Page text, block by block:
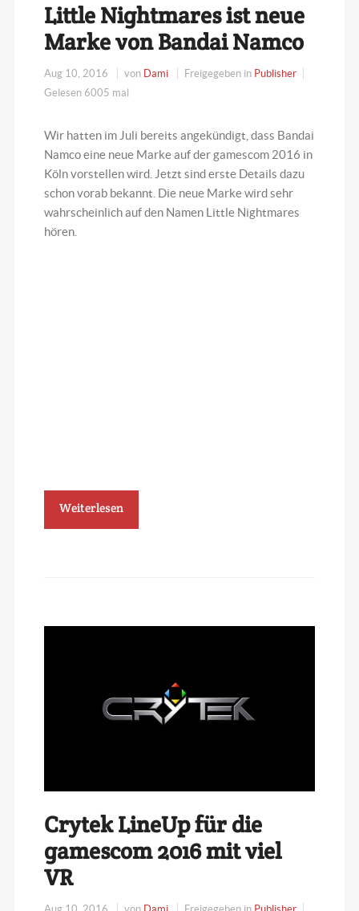
Little Nightmares ist neue
Marke von Bandai Namco
Aug 10, 2016 von Dami Freigegeben in Publisher
Gelesen 6005 mal
Wir hatten im Juli bereits angekündigt, dass Bandai
Namco eine neue Marke auf der gamescom 2016 in
Köln vorstellen wird. Jetzt sind erste Details dazu
schon vorab bekannt. Die neue Marke wird sehr
wahrscheinlich auf den Namen Little Nightmares
hören.
Weiterlesen
Crytek LineUp für die
gamescom 2016 mit viel
VR